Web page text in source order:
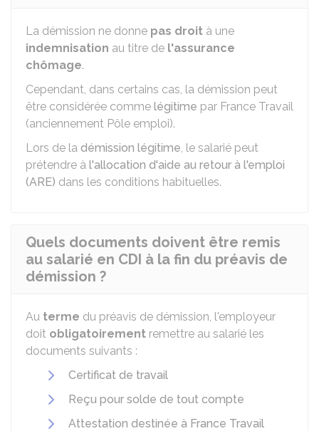
La démission ne donne pas droit à une
indemnisation au titre de l'assurance
chômage.
Cependant, dans certains cas, la démission peut
être considérée comme légitime par France Travail
(anciennement Pôle emploi).
Lors de la démission légitime, le salarié peut
prétendre à l'allocation d'aide au retour à l'emploi
(ARE) dans les conditions habituelles.
Quels documents doivent être remis
au salarié en CDI à la fin du préavis de
démission ?
Au terme du préavis de démission, l'employeur
doit obligatoirement remettre au salarié les
documents suivants :
Certificat de travail
Reçu pour solde de tout compte
Attestation destinée à France Travail